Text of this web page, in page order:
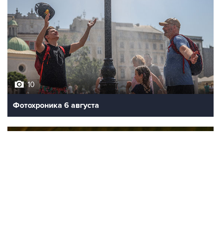
10
Фотохроника 6 августа